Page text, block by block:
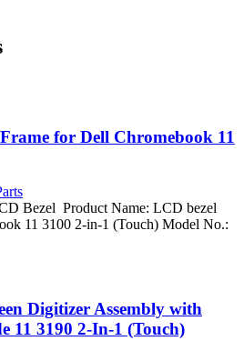
for Dell Chromebook 11
Bezel Product Name: LCD bezel
11 3100 2-in-1 (Touch) Model No.:
Digitizer Assembly with
11 3190 2-In-1 (Touch)